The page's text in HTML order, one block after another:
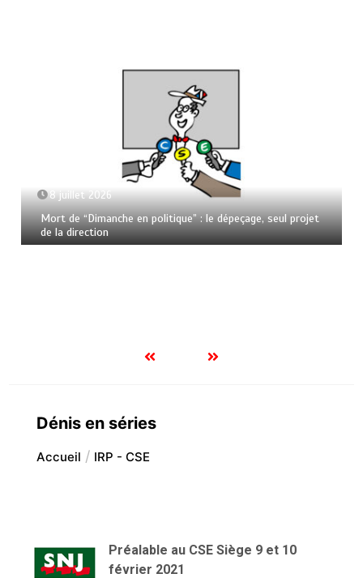
8 juillet 2026
Mort de “Dimanche en politique” : le dépeçage, seul projet
de la direction
Dénis en séries
Accueil IRP - CSE
Préalable au CSE Siège 9 et 10
février 2021